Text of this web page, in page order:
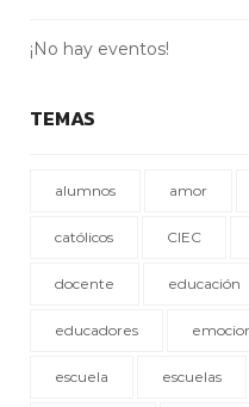
¡No hay eventos!
TEMAS
alumnos amor
católicos CIEC
docente educación
educadores
escuela escuelas